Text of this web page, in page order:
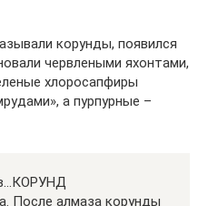
корунды, появился
червлеными яхонтами,
хлоросапфиры
а пурпурные –
После алмаза корунды